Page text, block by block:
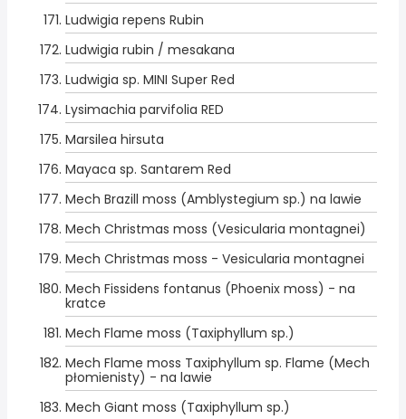
Ludwigia repens Rubin
Ludwigia rubin / mesakana
Ludwigia sp. MINI Super Red
Lysimachia parvifolia RED
Marsilea hirsuta
Mayaca sp. Santarem Red
Mech Brazill moss (Amblystegium sp.) na lawie
Mech Christmas moss (Vesicularia montagnei)
Mech Christmas moss - Vesicularia montagnei
Mech Fissidens fontanus (Phoenix moss) - na
kratce
Mech Flame moss (Taxiphyllum sp.)
Mech Flame moss Taxiphyllum sp. Flame (Mech
płomienisty) - na lawie
Mech Giant moss (Taxiphyllum sp.)